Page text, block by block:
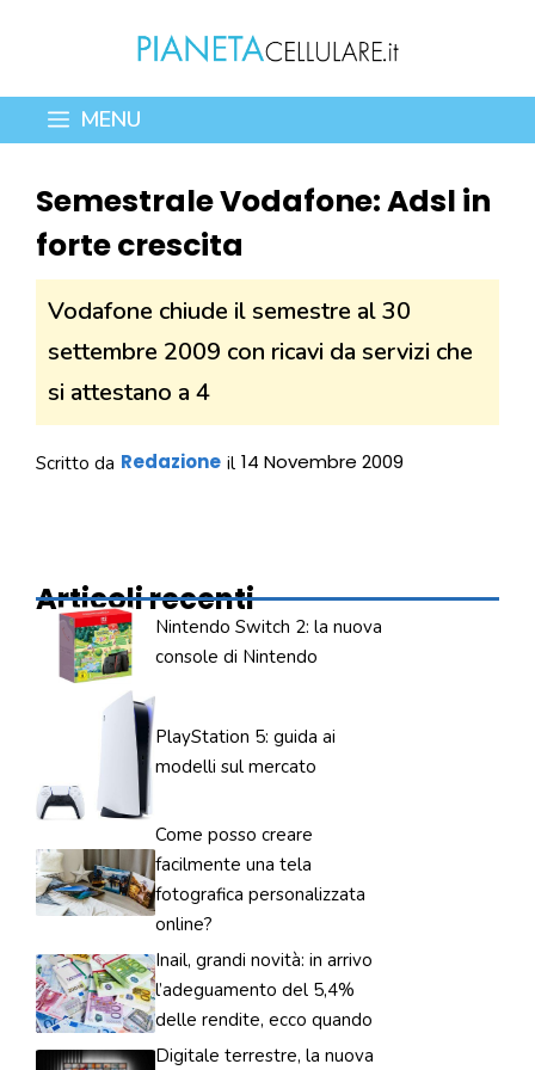
contenuto
MENU
Semestrale Vodafone: Adsl in
forte crescita
Vodafone chiude il semestre al 30
settembre 2009 con ricavi da servizi che
si attestano a 4
Scritto da Redazione il 14 Novembre 2009
Articoli recenti
Nintendo Switch 2: la nuova
console di Nintendo
PlayStation 5: guida ai
modelli sul mercato
Come posso creare
facilmente una tela
fotografica personalizzata
online?
Inail, grandi novità: in arrivo
l’adeguamento del 5,4%
delle rendite, ecco quando
Digitale terrestre, la nuova